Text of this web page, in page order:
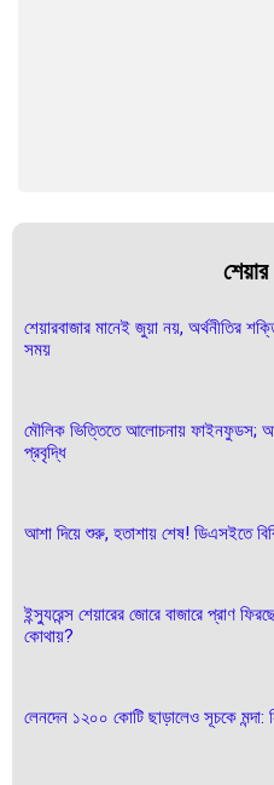
শেয়ার
শেয়ারবাজার মানেই জুয়া নয়, অর্থনীতির
সময়
মৌলিক ভিত্তিতে আলোচনায় ফাইনফুডস;
প্রবৃদ্ধি
আশা দিয়ে শুরু, হতাশায় শেষ! ডিএসইতে
ইন্স্যুরেন্স শেয়ারের জোরে বাজারে প্রাণ
কোথায়?
লেনদেন ১২০০ কোটি ছাড়ালেও সূচকে মন্দা: